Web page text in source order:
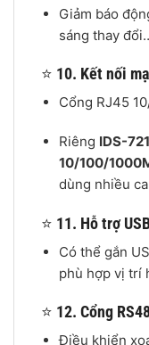
Giảm báo
sáng thay
⭐ 10. Kết nối
Cổng RJ45
Riêng IDS-
10/100/
dùng nhiều
⭐ 11. Hỗ trợ
Có thể gắn
phù hợp vị trí
⭐ 12. Cổng
Điều khiển